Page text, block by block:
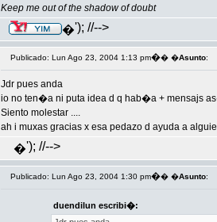
Keep me out of the shadow of doubt
�'); //-->
Publicado: Lun Ago 23, 2004 1:13 pm�� �Asunto:
Jdr pues anda
io no ten�a ni puta idea d q hab�a + mensajs
Siento molestar ....
ah i muxas gracias x esa pedazo d ayuda a
�'); //-->
Publicado: Lun Ago 23, 2004 1:30 pm�� �Asunto:
duendilun escribi�: